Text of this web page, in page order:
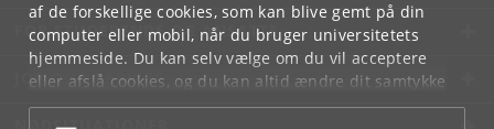
af de forskellige cookies, som kan blive gemt på din
computer eller mobil, når du bruger universitetets
hjemmeside. Du kan selv vælge om du vil acceptere
eller afslå cookies, og du kan altid ændre dit samtykke
underCookie- og privatlivspolitiksom du finder i
FOR STUDERENDE OG ANSATTE
JOB OG KARRIERE